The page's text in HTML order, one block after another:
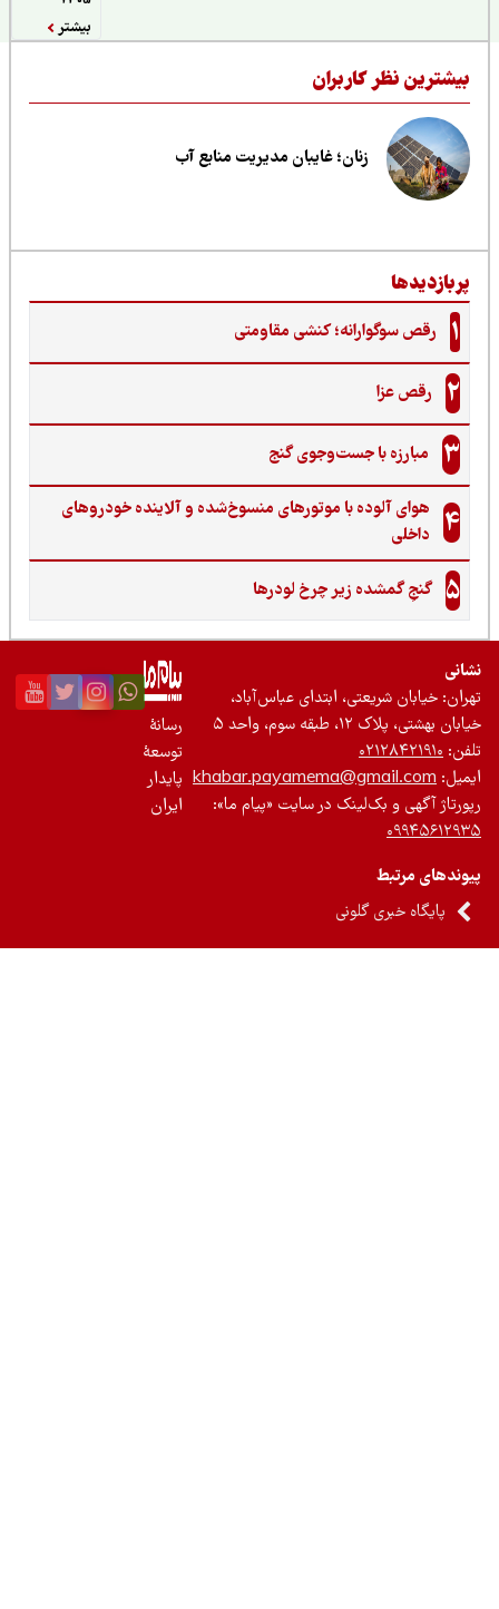
نظر کاربران
زنان؛ غایبان مدیریت منابع آب
رقص سوگوارانه؛ کنشی مقاومتی
رقص عزا
مبارزه با جست‌وجوی گنج‌
هوای آلوده با موتورهای منسوخ‌شده و آلاینده خودروهای
داخلی
گنجِ گمشده زیر چرخ لودرها
خیابان شریعتی، ابتدای عباس‌آباد،
بهشتی، پلاک ۱۲، طبقه سوم، واحد ۵
۰۲۱۲۸۴۲۱۹۱۰
khabar.payamema@gmail.com
آگهی و بک‌لینک در سایت «پیام ما»:
مرتبط
پایگاه خبری گلونی
رسانۀ
توسعۀ
پایدار
ایران